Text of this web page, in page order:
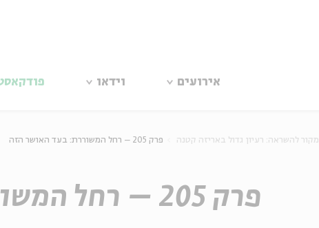
אירועים וידאו
מקור להשראה: רעיון גדול באריזה קטנה פרק 205 – רחל המשוררת: בעד האושר הזה
פרק 205 – רחל המשוררת: בעד האושר הזה